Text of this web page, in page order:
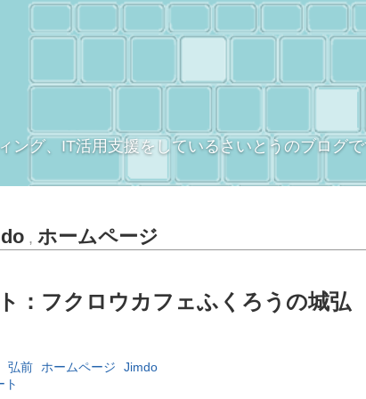
ング、IT活用支援をしているさいとうのブログ
, ホームページ
：フクロウカフェふくろうの城弘
弘前 ホームページ
Jimdo
ト